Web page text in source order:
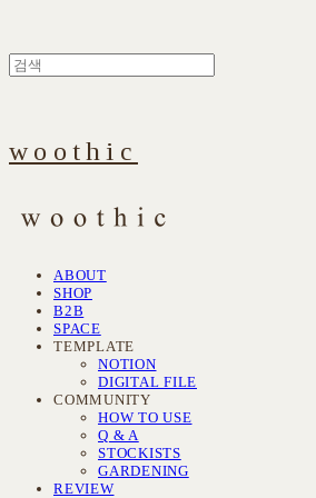
woothic
ABOUT
SHOP
B2B
SPACE
TEMPLATE
NOTION
DIGITAL FILE
COMMUNITY
HOW TO USE
Q & A
STOCKISTS
GARDENING
REVIEW